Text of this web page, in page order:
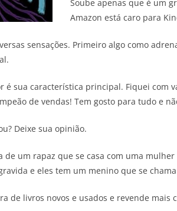
Soube apenas que é um
Amazon está caro para
sensações. Primeiro algo como
é sua característica principal. Fiquei com
de vendas! Tem gosto para tudo e
Deixe sua opinião.
de um rapaz que se casa com uma
e eles tem um menino que se
de livros novos e usados e revende mais